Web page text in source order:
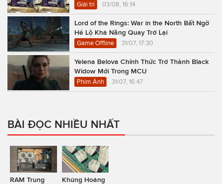
Giải trí 03/08, 16:14
Lord of the Rings: War in the North Bất Ngờ
Hé Lộ Khả Năng Quay Trở Lại
Game Offline 31/07, 17:30
Yelena Belova Chính Thức Trở Thành Black
Widow Mới Trong MCU
Phim Ảnh 31/07, 16:47
BÀI ĐỌC NHIỀU NHẤT
RAM Trung
Khủng Hoảng